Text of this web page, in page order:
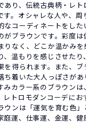
あり、伝統古典柄・レト
す。オシャレな人や、周
なコーディネートをした
がブラウンです。彩度は
りなく、どこか温かみを
、温もりを感じさせたり
を得られます。また、ブ
ち着いた大人っぽさがあ
みカラー系のブラウンは
レトロモダンコーデにお
ウンは「運気を育む色」
庭運、仕事運、金運、健